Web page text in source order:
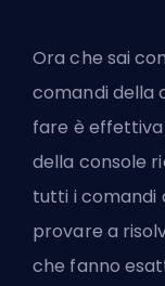
Ora che sai
comandi della
fare è
della console
tutti i comandi
provare a
che fanno